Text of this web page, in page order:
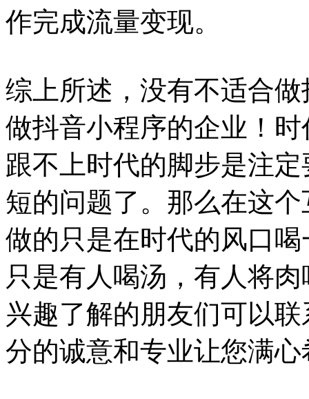
作完成流量变现。
综上所述，没有不适合
做抖音小程序的企业！
跟不上时代的脚步是注
短的问题了。那么在这
做的只是在时代的风口
只是有人喝汤，有人将
兴趣了解的朋友们可以
分的诚意和专业让您满